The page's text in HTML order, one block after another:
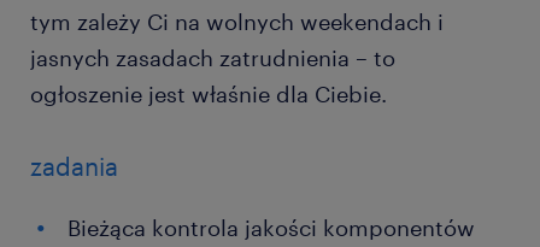
tym zależy Ci na wolnych weekendach i
jasnych zasadach zatrudnienia – to
ogłoszenie jest właśnie dla Ciebie.
zadania
Bieżąca kontrola jakości komponentów